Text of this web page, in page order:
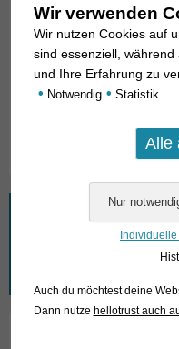
Wonach suchen
nach:
Wir verwenden
Wir nutzen Cookies auf
sind essenziell,
und Ihre Erfahrung zu
• Notwendig • Statistik
Auch du möchtest deine
Dann nutze hellotrust auch